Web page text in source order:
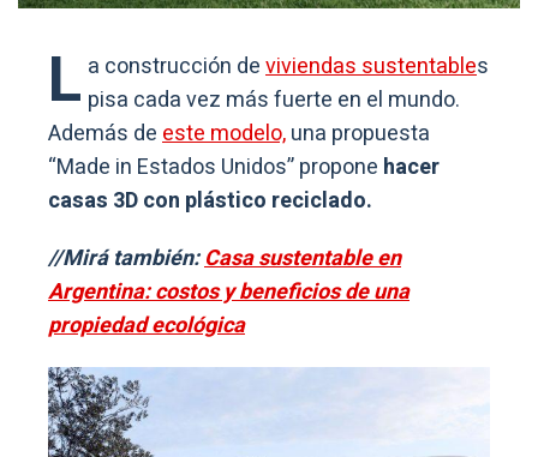
L a construcción deviviendas sustentables
pisa cada vez más fuerte en el mundo.
Además deeste modelo,una propuesta
“Made in Estados Unidos” propone hacer
casas 3D con plástico reciclado.
//Mirá también:Casa sustentable en
Argentina: costos y beneficios de una
propiedad ecológica